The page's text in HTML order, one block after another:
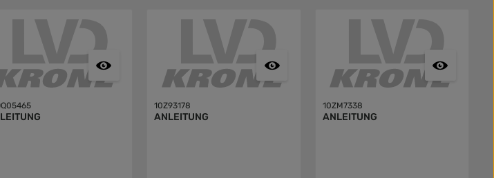
10Z93178
ANLEITUNG
10ZM7338
ANLEITUNG